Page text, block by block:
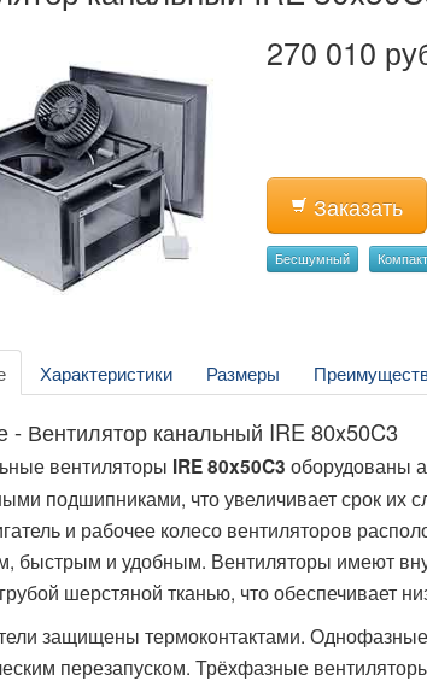
270 010
Заказать
Бесшумный
Характеристики Размеры
- Вентилятор канальный IRE 80x50C3
вентиляторы IRE 80x50C3 оборудованы
подшипниками, что увеличивает срок их
и рабочее колесо вентиляторов
быстрым и удобным. Вентиляторы имеют
шерстяной тканью, что обеспечивает
защищены термоконтактами.
перезапуском. Трёхфазные